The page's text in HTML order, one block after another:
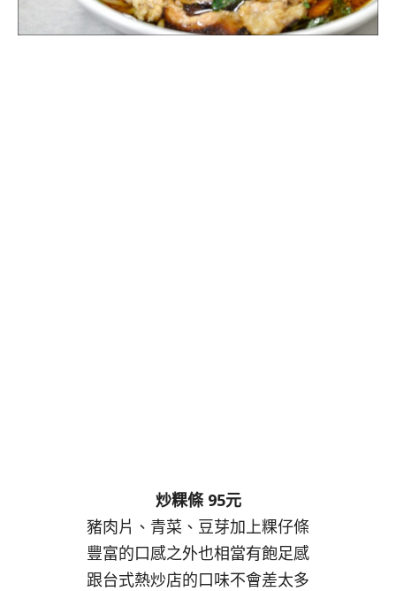
炒粿條 95元
豬肉片、青菜、豆芽加上粿仔條
豐富的口感之外也相當有飽足感
跟台式熱炒店的口味不會差太多